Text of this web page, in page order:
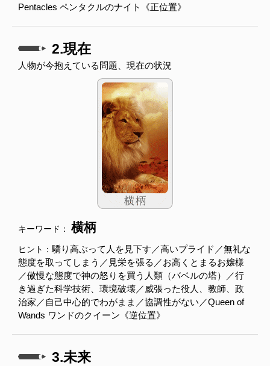
Pentacles ペンタクルのナイト《正位置》
2.現在
人物が今抱えている問題、現在の状況
キーワード： 横柄
ヒント：驕り高ぶって人を見下す／高いプライド／無礼な
態度を取ってしまう／見栄を張る／お高くとまるお嬢様
／傲慢な態度で神の怒りを買う人類（バベルの塔）／行
き過ぎた科学技術、環境破壊／威張った役人、教師、政
治家／自己中心的でわがまま／協調性がない／Queen of
Wands ワンドのクイーン《逆位置》
3.未来